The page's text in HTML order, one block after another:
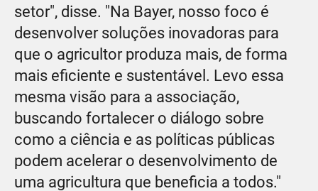
setor", disse. "Na Bayer, nosso foco é
desenvolver soluções inovadoras para
que o agricultor produza mais, de forma
mais eficiente e sustentável. Levo essa
mesma visão para a associação,
buscando fortalecer o diálogo sobre
como a ciência e as políticas públicas
podem acelerar o desenvolvimento de
uma agricultura que beneficia a todos."